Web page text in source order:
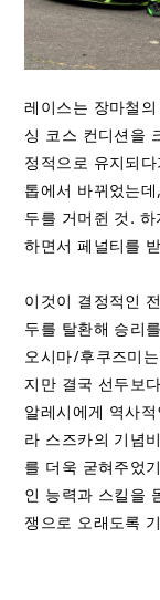
레이스는 장마철
싱 코스 컨디션을
정적으로 유지되
톱에서 바뀌었는
두를 거머쥔 것.
하면서 페널티를
이것이 결정적인
두를 탈환해 승리
오시마/후쿠즈미
지만 결국 선두보
알레시에게 역사
라 스즈카의 기념
를 더욱 굳혀주었
인 능력과 스킬을
쟁으로 오래도록